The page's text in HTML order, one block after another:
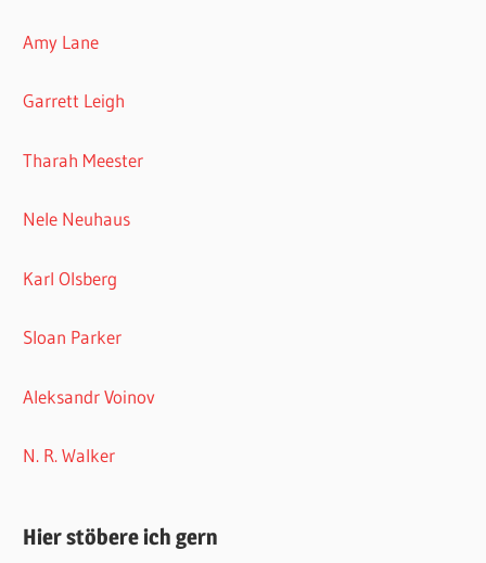
Amy Lane
Garrett Leigh
Tharah Meester
Nele Neuhaus
Karl Olsberg
Sloan Parker
Aleksandr Voinov
N. R. Walker
Hier stöbere ich gern